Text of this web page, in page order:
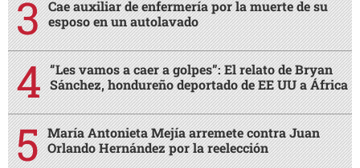
Cae auxiliar de enfermería por la muerte de su
esposo en un autolavado
“Les vamos a caer a golpes”: El relato de Bryan
Sánchez, hondureño deportado de EE UU a África
María Antonieta Mejía arremete contra Juan
Orlando Hernández por la reelección